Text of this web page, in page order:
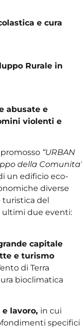
e cura
Rurale in
abusate e
violenti e
“URBAN
della Comunita’
un edificio eco-
diverse
del
ultimi due eventi:
capitale
e turismo
di Terra
bioclimatica
e lavoro, in cui
specifici